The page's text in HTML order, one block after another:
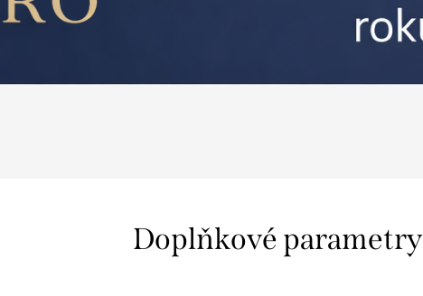
Doplňkové parametry